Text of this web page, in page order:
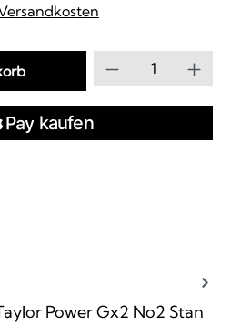
Produkt
Power Gx2 No2 Stan